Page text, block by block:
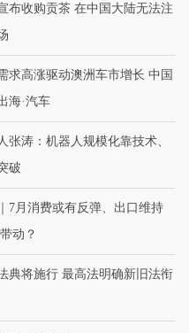
布收购贡茶 在中国大陆无法注
求高涨驱动澳洲车市增长 中国
海·汽车
张涛：机器人规模化靠技术、
破
7月消费或有反弹、出口维持
动？
典将施行 最高法明确新旧法衔